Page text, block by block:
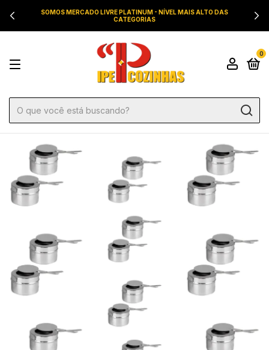
SOMOS MERCADO LIVRE PLATINUM - NÍVEL MAIS ALTO DAS
CATEGORIAS
0